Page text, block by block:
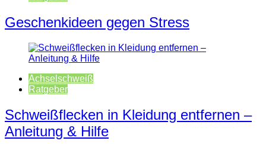
Geschenkideen gegen Stress
Achselschweiß
Ratgeber
Schweißflecken in Kleidung entfernen –
Anleitung & Hilfe